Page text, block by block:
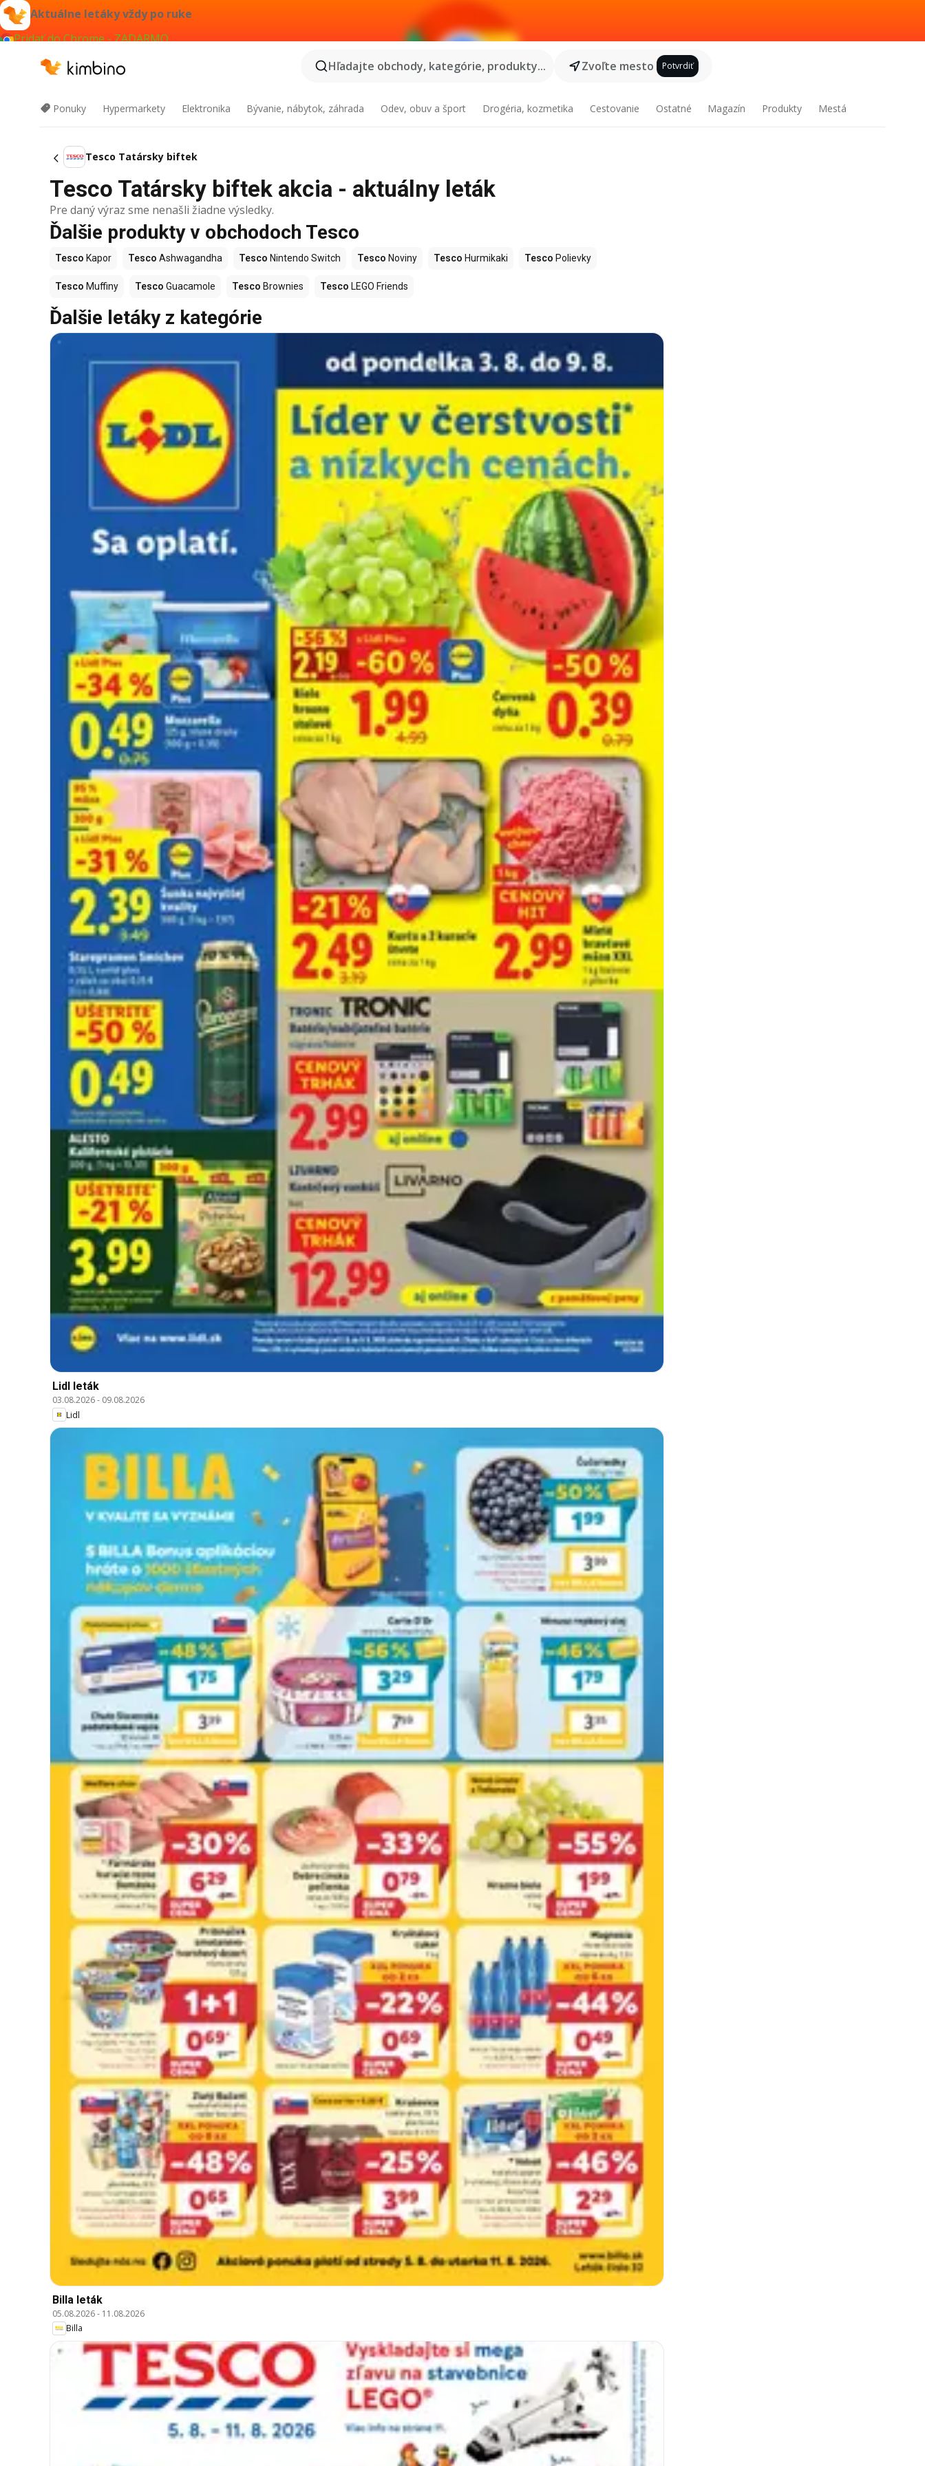
Aktuálne letáky vždy po ruke
Pridať do Chrome - ZADARMO
Hľadajte obchody, kategórie, produkty...
Zvoľte mesto Potvrdiť
Ponuky Hypermarkety Elektronika Bývanie, nábytok, záhrada Odev, obuv a šport Drogéria, kozmetika Cestovanie Ostatné Magazín Produkty Mestá
Tesco Tatársky biftek
Tesco Tatársky biftek akcia - aktuálny leták
Pre daný výraz sme nenašli žiadne výsledky.
Ďalšie produkty v obchodoch Tesco
Tesco Kapor Tesco Ashwagandha Tesco Nintendo Switch Tesco Noviny Tesco Hurmikaki Tesco Polievky
Tesco Muffiny Tesco Guacamole Tesco Brownies Tesco LEGO Friends
Ďalšie letáky z kategórie
Lidl leták
03.08.2026- 09.08.2026
Lidl
Billa leták
05.08.2026- 11.08.2026
Billa